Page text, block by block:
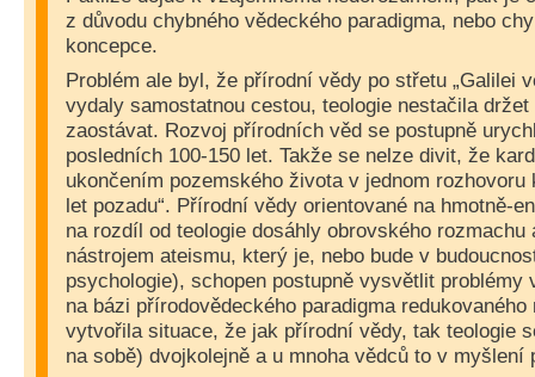
z důvodu chybného vědeckého paradigma, nebo
koncepce.
Problém ale byl, že přírodní vědy po střetu „Galilei
vydaly samostatnou cestou, teologie nestačila
zaostávat. Rozvoj přírodních věd se postupně
posledních 100-150 let. Takže se nelze divit, že
ukončením pozemského života v jednom rozhovoru
let pozadu“. Přírodní vědy orientované na hmotně-
na rozdíl od teologie dosáhly obrovského
nástrojem ateismu, který je, nebo bude v
psychologie), schopen postupně vysvětlit problémy
na bázi přírodovědeckého paradigma
vytvořila situace, že jak přírodní vědy, tak teologie
na sobě) dvojkolejně a u mnoha vědců to v myšlení